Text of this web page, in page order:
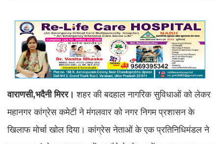
वाराणसी,भदैनी मिरर। शहर की बदहाल नागरिक सुविधाओं को लेकर
महानगर कांग्रेस कमेटी ने मंगलवार को नगर निगम प्रशासन के
खिलाफ मोर्चा खोल दिया। कांग्रेस नेताओं के एक प्रतिनिधिमंडल ने